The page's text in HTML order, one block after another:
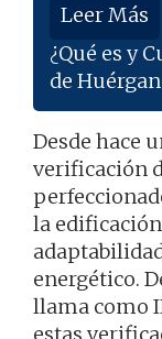
Leer Más
¿Qué es y
de
Desde hace
verificación
la
energético.
llama como
estas